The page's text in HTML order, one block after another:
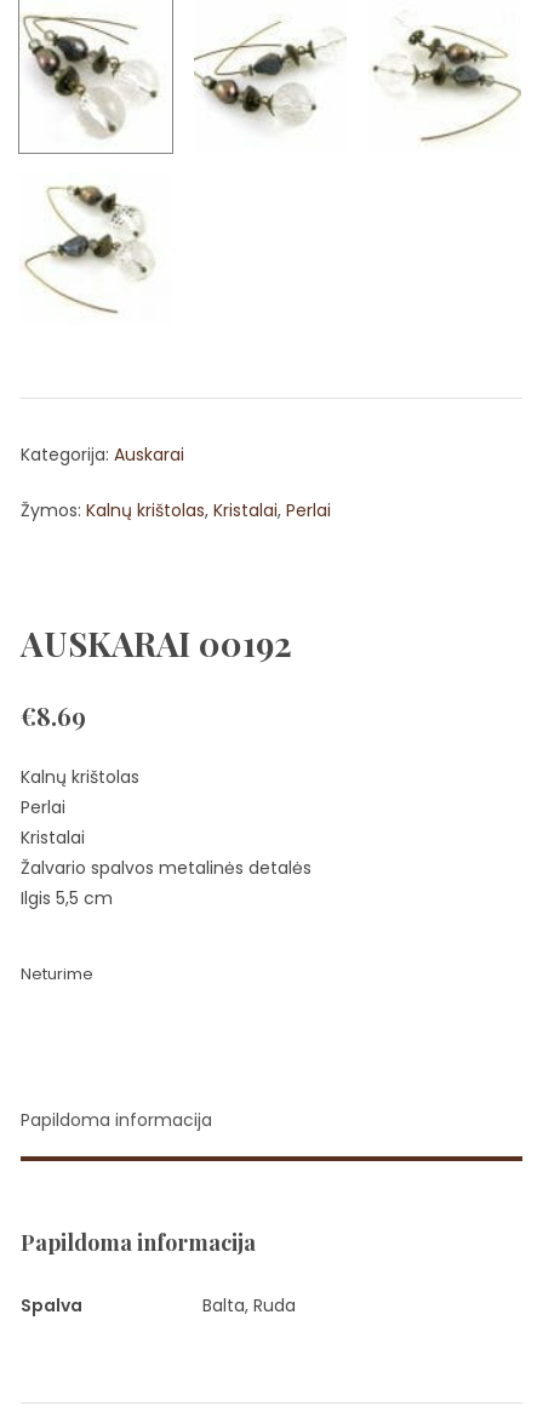
Kategorija: Auskarai
Žymos: Kalnų krištolas, Kristalai, Perlai
AUSKARAI 00192
€8.69
Kalnų krištolas
Perlai
Kristalai
Žalvario spalvos metalinės detalės
Ilgis 5,5 cm
Neturime
Papildoma informacija
Papildoma informacija
Spalva Balta, Ruda